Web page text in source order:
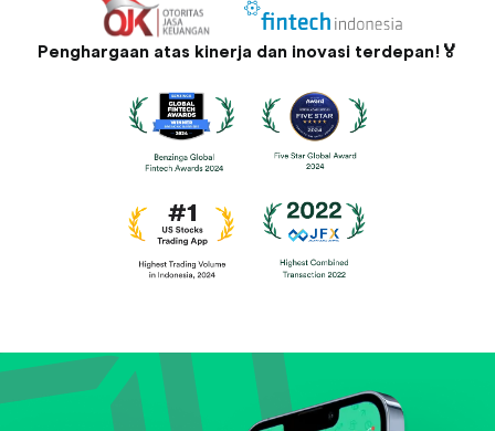
Penghargaan atas kinerja dan inovasi terdepan!🏅